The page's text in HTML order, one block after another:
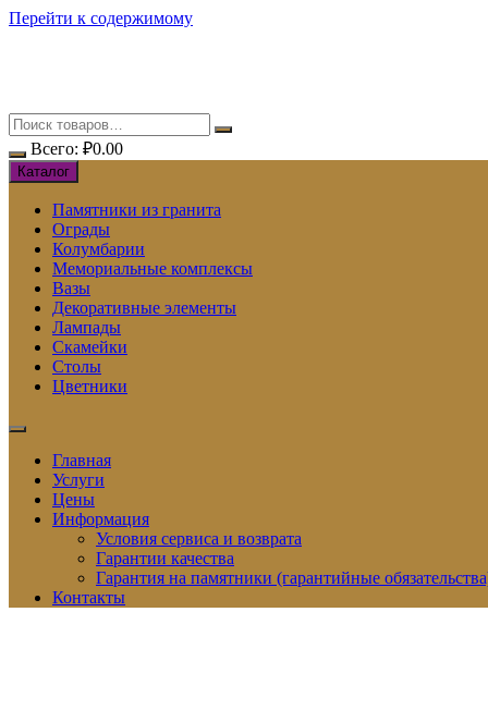
Перейти к содержимому
Всего: ₽0.00
Каталог
Памятники из гранита
Ограды
Колумбарии
Мемориальные комплексы
Вазы
Декоративные элементы
Лампады
Скамейки
Столы
Цветники
Главная
Услуги
Цены
Информация
Условия сервиса и возврата
Гарантии качества
Гарантия на памятники (гарантийные
Контакты